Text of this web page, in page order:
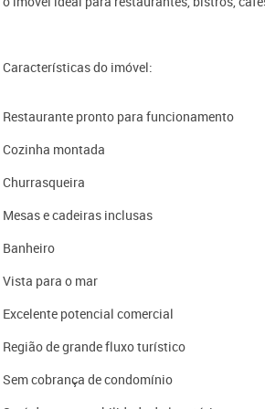
Características do imóvel:
Restaurante pronto para funcionamento
Cozinha montada
Churrasqueira
Mesas e cadeiras inclusas
Banheiro
Vista para o mar
Excelente potencial comercial
Região de grande fluxo turístico
Sem cobrança de condomínio